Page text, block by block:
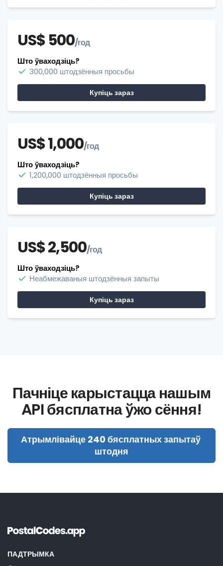
US$ 500/год
Што ўваходзіць?
300,000 штодзённыя просьбы
Купіць зараз
US$ 1,000/год
Што ўваходзіць?
1,200,000 штодзённыя просьбы
Купіць зараз
US$ 2,500/год
Што ўваходзіць?
Неабмежаваныя штодзённыя запыты
Купіць зараз
Пачніце карыстацца нашым
API бясплатна ўжо сёння!
Атрымлівайце 240 бясплатных запытаў
штодня
ПАДТРЫМКА